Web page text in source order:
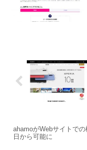
ahamoがWebサイトで
日から可能に